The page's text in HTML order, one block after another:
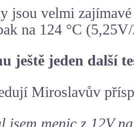
jsou velmi
na 124 °C
ještě jeden další
Miroslavův
jsem menic z 12V